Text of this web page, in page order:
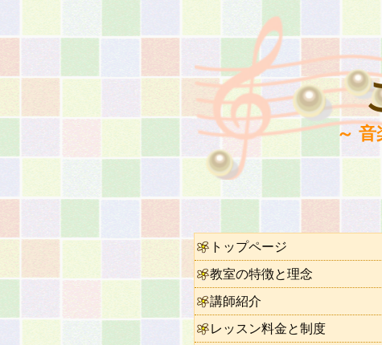
～
トップページ
教室の特徴と理念
講師紹介
レッスン料金と制度